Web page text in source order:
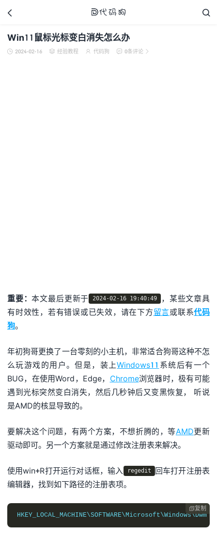

 
Win11鼠标光标变白消失怎么办
 2024-02-16  经验教程  代码狗  0条评论 
重要：本文最后更新于 2024-02-16 19:40:49
，某些文章具
有时效性，若有错误或已失效，请在下方留言或联系代码
狗。
年初狗哥更换了一台零刻的小主机，非常适合狗哥这种不怎
么玩游戏的用户。但是，装上Windows11 系统后有一个
BUG，在使用Word，Edge， Chrome浏览器时，极有可能
遇到光标突然变白消失，然后几秒钟后又变黑恢复， 听说
是AMD的核显导致的。
要解决这个问题，有两个方案，不想折腾的，等AMD更新
驱动即可。另一个方案就是通过修改注册表来解决。
使用win+R打开运行对话框，输入 regedit
回车打开注册表
编辑器，找到如下路径的注册表项。
复制
HKEY_LOCAL_MACHINE\SOFTWARE\Microsoft\Windows\Dwm